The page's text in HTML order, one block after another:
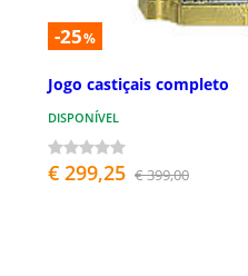
-25%
Jogo castiçais completo
DISPONÍVEL
€ 299,25 € 399,00